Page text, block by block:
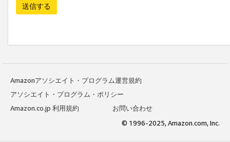
送信する
Amazonアソシエイト・プログラム運営規約
アソシエイト・プログラム・ポリシー
Amazon.co.jp 利用規約
お問い合わせ
© 1996-2025, Amazon.com, Inc.